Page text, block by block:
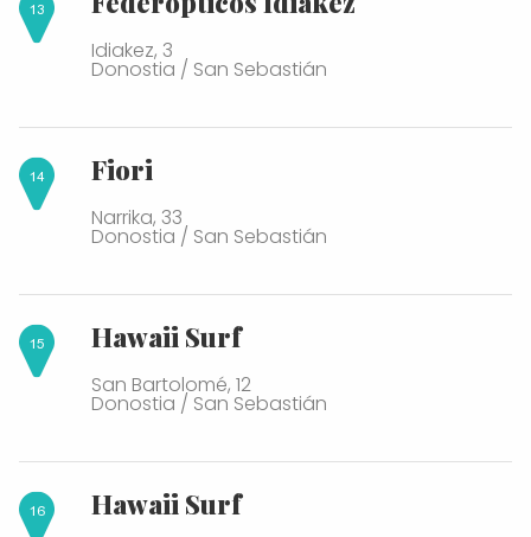
Idiakez, 3
Donostia / San Sebastián
Fiori
Narrika, 33
Donostia / San Sebastián
Hawaii Surf
San Bartolomé, 12
Donostia / San Sebastián
Hawaii Surf